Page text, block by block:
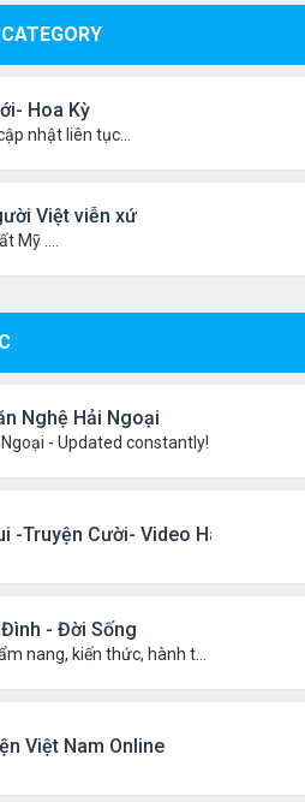
Hoa Kỳ
nhật liên tục...
Việt viễn xứ
Mỹ ....
Nghệ Hải Ngoại
- Updated constantly!
-Truyện Cười- Video Hài
- Đời Sống
Việt Nam Online